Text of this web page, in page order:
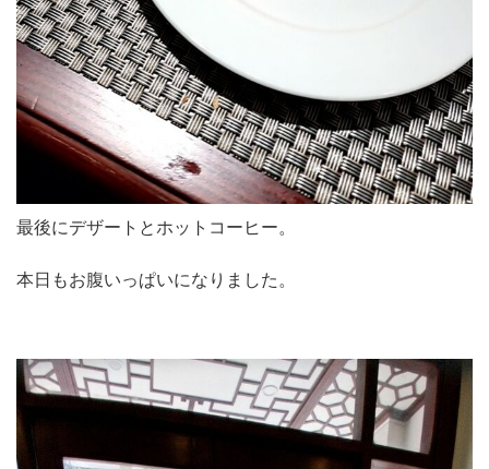
最後にデザートとホットコーヒー。
本日もお腹いっぱいになりました。